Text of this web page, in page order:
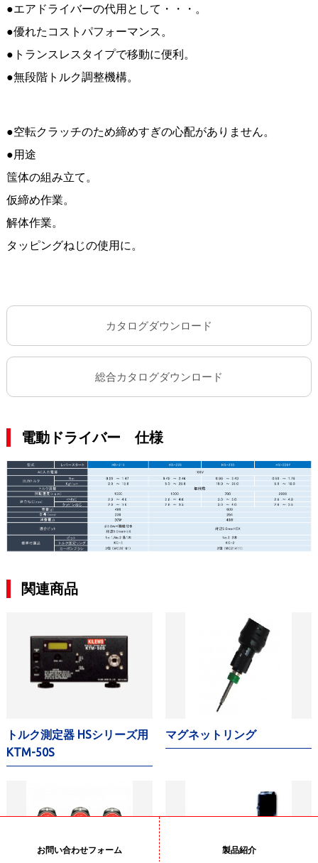
●エアドライバーの代用として・・・。
●優れたコストパフォーマンス。
●トランスレスタイプで移動に便利。
●無段階トルク調整機構。
●空転クラッチのため締めすぎの心配がありません。
●用途
筺体の組み立て。
仮締め作業。
解体作業。
タッピングねじの使用に。
カタログダウンロード
総合カタログダウンロード
電動ドライバー 仕様
関連商品
トルク測定器 HSシリーズ用
KTM-50S
マグネットリング
お問い合わせフォーム 製品紹介